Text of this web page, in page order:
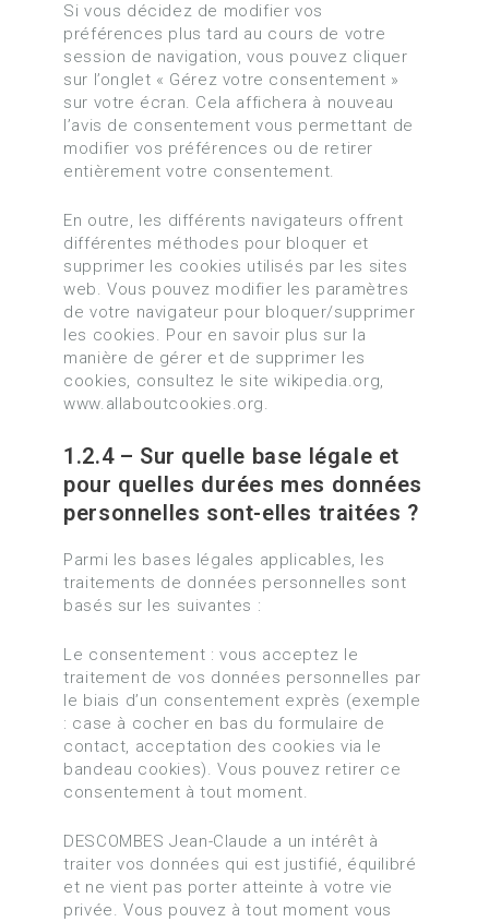
Si vous décidez de modifier vos
préférences plus tard au cours de votre
session de navigation, vous pouvez cliquer
sur l’onglet « Gérez votre consentement »
sur votre écran. Cela affichera à nouveau
l’avis de consentement vous permettant de
modifier vos préférences ou de retirer
entièrement votre consentement.
En outre, les différents navigateurs offrent
différentes méthodes pour bloquer et
supprimer les cookies utilisés par les sites
web. Vous pouvez modifier les paramètres
de votre navigateur pour bloquer/supprimer
les cookies. Pour en savoir plus sur la
manière de gérer et de supprimer les
cookies, consultez le site wikipedia.org,
www.allaboutcookies.org.
1.2.4 – Sur quelle base légale et
pour quelles durées mes données
personnelles sont-elles traitées ?
Parmi les bases légales applicables, les
traitements de données personnelles sont
basés sur les suivantes :
Le consentement : vous acceptez le
traitement de vos données personnelles par
le biais d’un consentement exprès (exemple
: case à cocher en bas du formulaire de
contact, acceptation des cookies via le
bandeau cookies). Vous pouvez retirer ce
consentement à tout moment.
DESCOMBES Jean-Claude a un intérêt à
traiter vos données qui est justifié, équilibré
et ne vient pas porter atteinte à votre vie
privée. Vous pouvez à tout moment vous